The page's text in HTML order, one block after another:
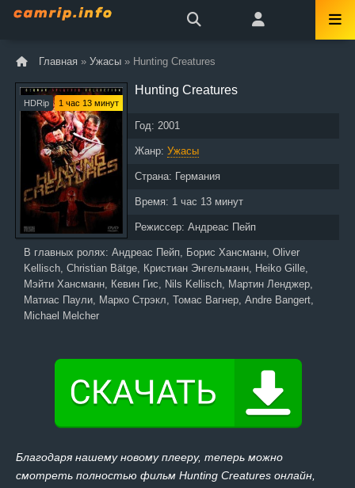
Главная » Ужасы » Hunting Creatures
HDRip 1 час 13 минут
Hunting Creatures
Год: 2001
Жанр: Ужасы
Страна: Германия
Время: 1 час 13 минут
Режиссер: Андреас Пейп
В главных ролях: Андреас Пейп, Борис Хансманн, Oliver
Kellisch, Christian Bätge, Кристиан Энгельманн, Heiko Gille,
Мэйти Хансманн, Кевин Гис, Nils Kellisch, Мартин Ленджер,
Матиас Паули, Марко Стрэкл, Томас Вагнер, Andre Bangert,
Michael Melcher
Благодаря нашему новому плееру, теперь можно
смотреть полностью фильм Hunting Creatures онлайн,